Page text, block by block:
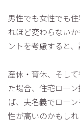
男性でも女性でも
れほど変わらない
ントを考慮すると
産休・育休、そし
た場合、住宅ロー
ば、夫名義でロー
性が高いのかもしれ